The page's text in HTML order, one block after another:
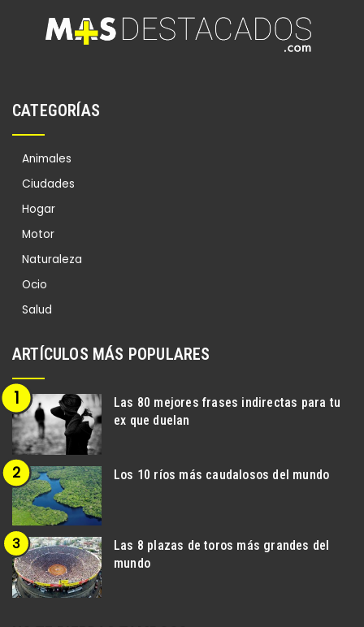
CATEGORÍAS
Animales
Ciudades
Hogar
Motor
Naturaleza
Ocio
Salud
ARTÍCULOS MÁS POPULARES
Las 80 mejores frases indirectas para tu
ex que duelan
Los 10 ríos más caudalosos del mundo
Las 8 plazas de toros más grandes del
mundo